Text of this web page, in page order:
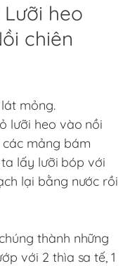
heo
chiên
mỏng.
lưỡi heo vào nồi
mảng bám
lấy lưỡi bóp với
lại bằng nước rồi
thành những
với 2 thìa sa tế, 1